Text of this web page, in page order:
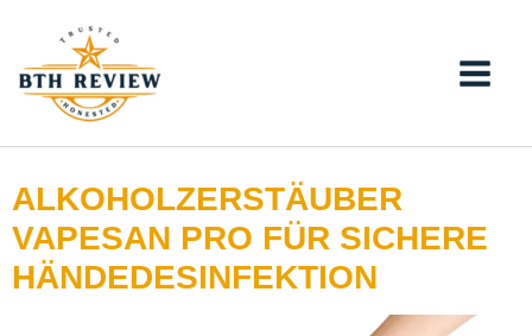
springen
ALKOHOLZERSTÄUBER
VAPESAN PRO FÜR SICHERE
HÄNDEDESINFEKTION